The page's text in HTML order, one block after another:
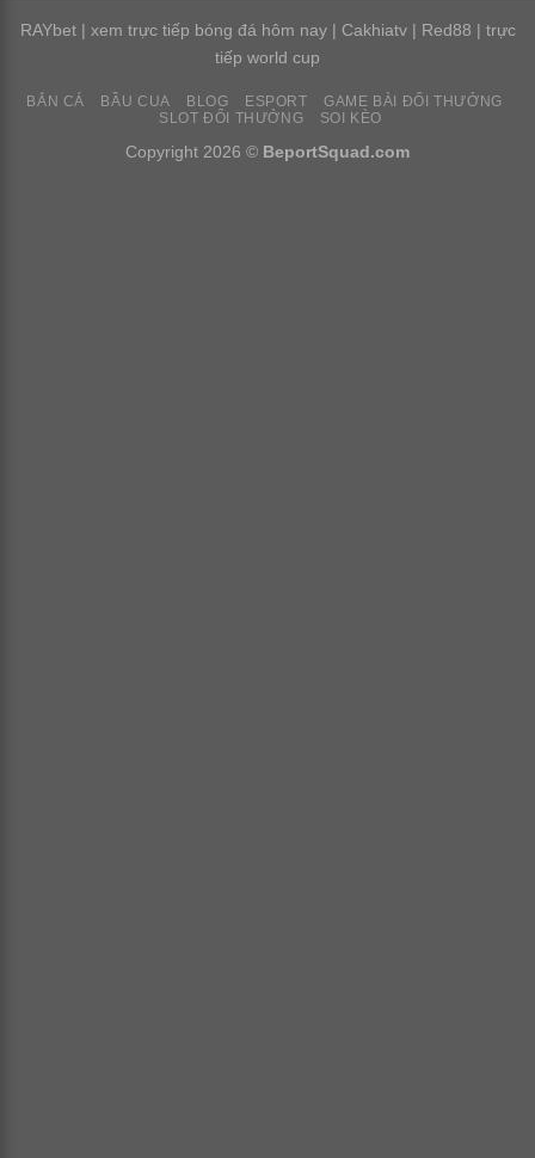
RAYbet| xem trực tiếp bóng đá hôm nay | Cakhiatv| Red88 | trực
tiếp world cup
BẮN CÁ BẦU CUA BLOG ESPORT
GAME BÀI ĐỔI THƯỞNG
SLOT ĐỔI THƯỞNG
SOI KÈO
Copyright 2026 © BeportSquad.com